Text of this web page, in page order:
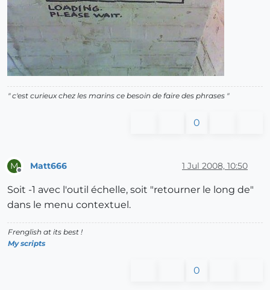
" c'est curieux chez les marins ce besoin de faire des phrases "
0
M Matt666 1 Jul 2008, 10:50
Soit -1 avec l'outil échelle, soit "retourner le long de"
dans le menu contextuel.
Frenglish at its best !
My scripts
0